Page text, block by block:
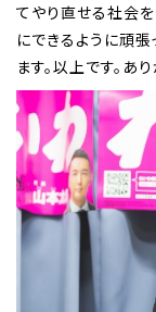
てやり直せる社会
にできるように頑張
ます。以上です。あ